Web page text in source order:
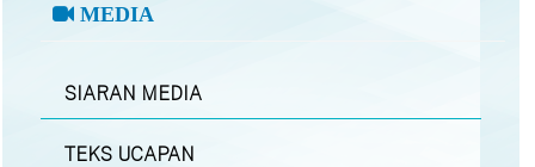
MEDIA
SIARAN MEDIA
TEKS UCAPAN